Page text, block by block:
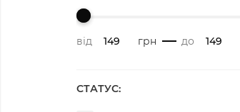
від грн - до
СТАТУС: